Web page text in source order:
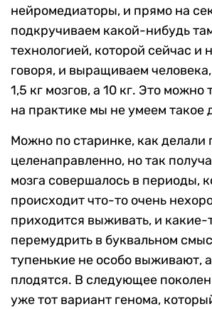
нейромедиаторы, и прямо на
подкручиваем какой-нибудь
технологией, которой сейчас и
говоря, и выращиваем
1,5 кг мозгов, а 10 кг. Это можно
на практике мы не умеем такое
Можно по старинке, как делали
целенаправленно, но так
мозга совершалось в периоды,
происходит что-то очень
приходится выживать, и какие-
перемудрить в буквальном
тупенькие не особо выживают,
плодятся. В следующее
уже тот вариант генома,